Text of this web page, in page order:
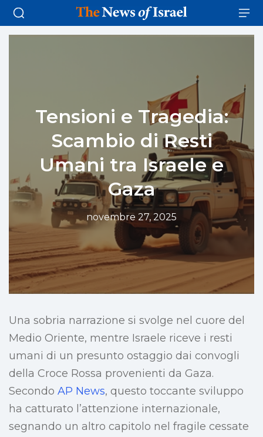
Tensioni e Tragedia:
Scambio di Resti
Umani tra Israele e
Gaza
novembre 27, 2025
Una sobria narrazione si svolge nel cuore del
Medio Oriente, mentre Israele riceve i resti
umani di un presunto ostaggio dai convogli
della Croce Rossa provenienti da Gaza.
Secondo AP News, questo toccante sviluppo
ha catturato l’attenzione internazionale,
segnando un altro capitolo nel fragile cessate